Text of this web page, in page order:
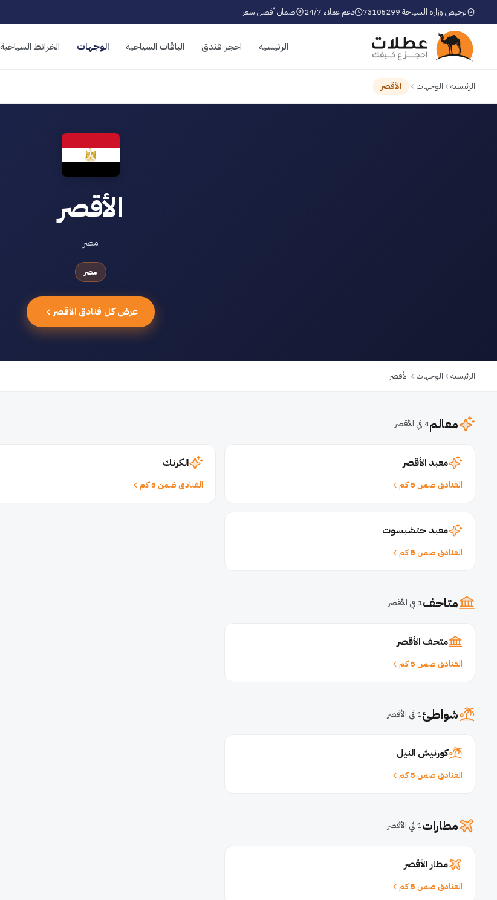
ترخيص وزارة السياحة 73105299 دعم عملاء 24/7 ضمان أفضل سعر
الرئيسية احجز فندق الباقات السياحية الوجهات الخرائط السياحية
الرئيسية الوجهات الأقصر
الأقصر
مصر
مصر
عرض كل فنادق الأقصر
الرئيسية الوجهات الأقصر
معالم4 في الأقصر
معبد الأقصر
الفنادق ضمن 5 كم
الكرنك
الفنادق ضمن 5 كم
معبد حتشبسوت
الفنادق ضمن 5 كم
متاحف1 في الأقصر
متحف الأقصر
الفنادق ضمن 5 كم
شواطئ1 في الأقصر
كورنيش النيل
الفنادق ضمن 5 كم
مطارات1 في الأقصر
مطار الأقصر
الفنادق ضمن 5 كم